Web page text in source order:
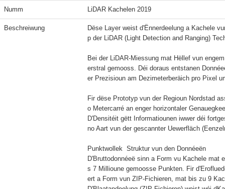
Numm LiDAR Kachelen 2019
Beschreiwung
Dëse Layer weist d'Ënnerdeelung a Kachele
p der LiDAR (Light Detection and Ranging)
Bei der LiDAR-Miessung mat Hëllef vun
erstral gemooss. Déi doraus entstanen
er Prezisioun am Dezimeterberäich pro Pixel
Fir dëse Prototyp vun der Regioun Nordstad
o Metercarré an enger horizontaler
D'Densitéit gëtt Informatiounen iwwer déi
no Aart vun der gescannter Uewerfläch
Punktwollek  Struktur vun den Donnéeën
D'Bruttodonnéeë sinn a Form vu Kachele mat
s 7 Millioune gemoosse Punkten. Fir
ert a Form vun ZIP-Fichieren, mat bis zu 9